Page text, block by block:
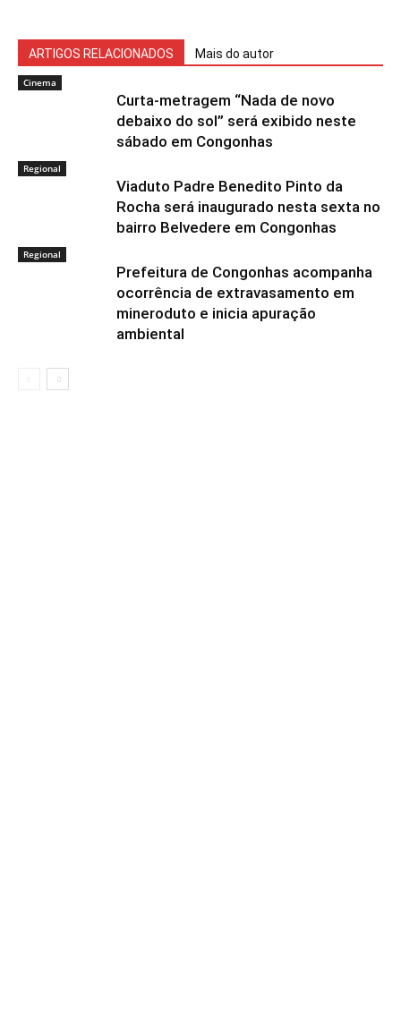
ARTIGOS RELACIONADOS Mais do autor
Cinema
Curta-metragem “Nada de novo
debaixo do sol” será exibido neste
sábado em Congonhas
Regional
Viaduto Padre Benedito Pinto da
Rocha será inaugurado nesta sexta no
bairro Belvedere em Congonhas
Regional
Prefeitura de Congonhas acompanha
ocorrência de extravasamento em
mineroduto e inicia apuração
ambiental